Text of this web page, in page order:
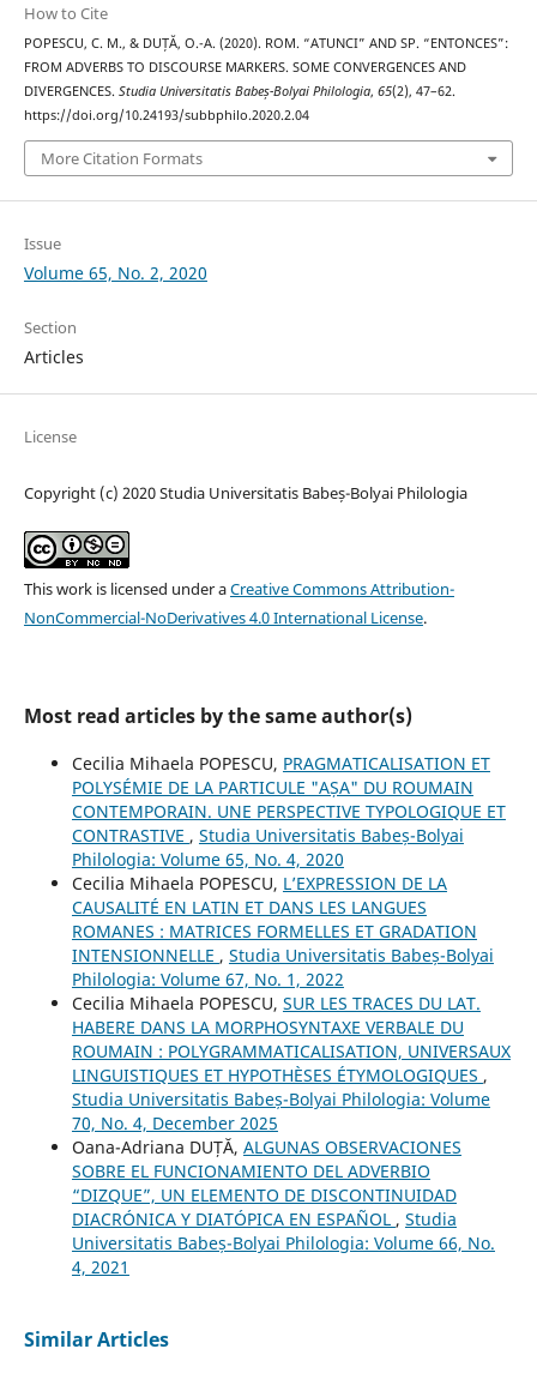
How to Cite
POPESCU, C. M., & DUȚĂ, O.-A. (2020). ROM. “ATUNCI” AND SP. “ENTONCES”:
FROM ADVERBS TO DISCOURSE MARKERS. SOME CONVERGENCES AND
DIVERGENCES. Studia Universitatis Babeș-Bolyai Philologia, 65(2), 47–62.
https://doi.org/10.24193/subbphilo.2020.2.04
More Citation Formats
Issue
Volume 65, No. 2, 2020
Section
Articles
License
Copyright (c) 2020 Studia Universitatis Babeș-Bolyai Philologia
This work is licensed under aCreative Commons Attribution-
NonCommercial-NoDerivatives 4.0 International License.
Most read articles by the same author(s)
Cecilia Mihaela POPESCU, PRAGMATICALISATION ET
POLYSÉMIE DE LA PARTICULE "AȘA" DU ROUMAIN
CONTEMPORAIN. UNE PERSPECTIVE TYPOLOGIQUE ET
CONTRASTIVE , Studia Universitatis Babeș-Bolyai
Philologia: Volume 65, No. 4, 2020
Cecilia Mihaela POPESCU, L’EXPRESSION DE LA
CAUSALITÉ EN LATIN ET DANS LES LANGUES
ROMANES : MATRICES FORMELLES ET GRADATION
INTENSIONNELLE , Studia Universitatis Babeș-Bolyai
Philologia: Volume 67, No. 1, 2022
Cecilia Mihaela POPESCU, SUR LES TRACES DU LAT.
HABERE DANS LA MORPHOSYNTAXE VERBALE DU
ROUMAIN : POLYGRAMMATICALISATION, UNIVERSAUX
LINGUISTIQUES ET HYPOTHÈSES ÉTYMOLOGIQUES ,
Studia Universitatis Babeș-Bolyai Philologia: Volume
70, No. 4, December 2025
Oana-Adriana DUȚĂ, ALGUNAS OBSERVACIONES
SOBRE EL FUNCIONAMIENTO DEL ADVERBIO
“DIZQUE”, UN ELEMENTO DE DISCONTINUIDAD
DIACRÓNICA Y DIATÓPICA EN ESPAÑOL , Studia
Universitatis Babeș-Bolyai Philologia: Volume 66, No.
4, 2021
Similar Articles